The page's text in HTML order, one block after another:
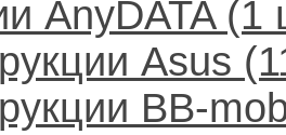
AnyDATA (1
Asus
BB-